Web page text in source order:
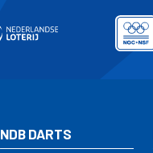
NDB DARTS